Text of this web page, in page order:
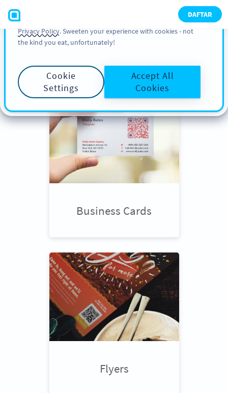
DAFTAR
Scroll down
to see QR Code use
cases
Business Cards
Flyers
You can also find more information about cookies, our
analytic activities and your rights in our
Cookie Policyand
Privacy Policy. Sweeten your experience with cookies - not
the kind you eat, unfortunately!
Cookie
Settings
Accept All
Cookies